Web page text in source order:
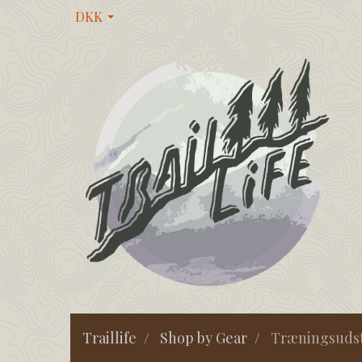
DKK
Traillife Shop by Gear